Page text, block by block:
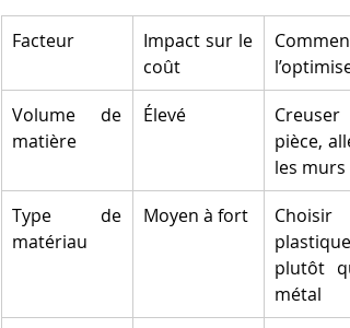
Facteur
Impact sur le
coût
Comment
l’optimiser
Volume de
matière
Élevé
pièce,
les murs
Type de
matériau
Moyen à fort
Choisir
plastique
plutôt
métal